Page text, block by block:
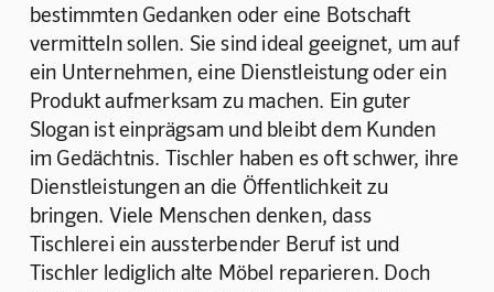
bestimmten Gedanken oder eine Botschaft
vermitteln sollen. Sie sind ideal geeignet, um auf
ein Unternehmen, eine Dienstleistung oder ein
Produkt aufmerksam zu machen. Ein guter
Slogan ist einprägsam und bleibt dem Kunden
im Gedächtnis. Tischler haben es oft schwer, ihre
Dienstleistungen an die Öffentlichkeit zu
bringen. Viele Menschen denken, dass
Tischlerei ein aussterbender Beruf ist und
Tischler lediglich alte Möbel reparieren. Doch